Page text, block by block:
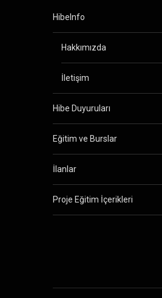
HibeInfo
Hakkımızda
İletişim
Hibe Duyuruları
Eğitim ve Burslar
İlanlar
Proje Eğitim İçerikleri